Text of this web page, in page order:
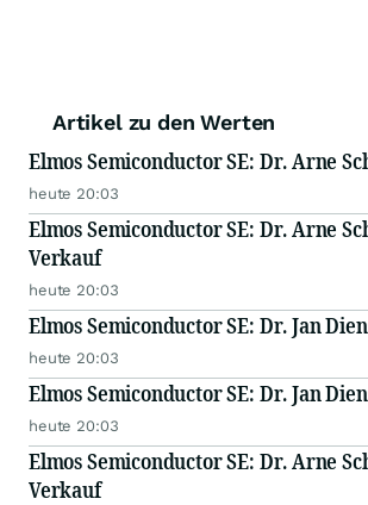
Artikel zu den Werten
Elmos Semiconductor SE: Dr. Arne
heute 20:03
Elmos Semiconductor SE: Dr. Arne
Verkauf
heute 20:03
Elmos Semiconductor SE: Dr. Jan
heute 20:03
Elmos Semiconductor SE: Dr. Jan
heute 20:03
Elmos Semiconductor SE: Dr. Arne
Verkauf